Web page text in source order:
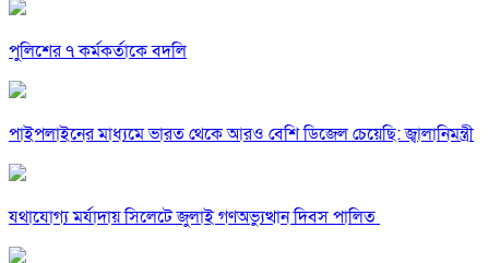
পুলিশের ৭ কর্মকর্তাকে বদলি
পাইপলাইনের মাধ্যমে ভারত থেকে আরও বেশি ডিজেল চেয়েছি: জ্বালানিমন্ত্রী
যথাযোগ্য মর্যাদায় সিলেটে জুলাই গণঅভ্যুত্থান দিবস পালিত